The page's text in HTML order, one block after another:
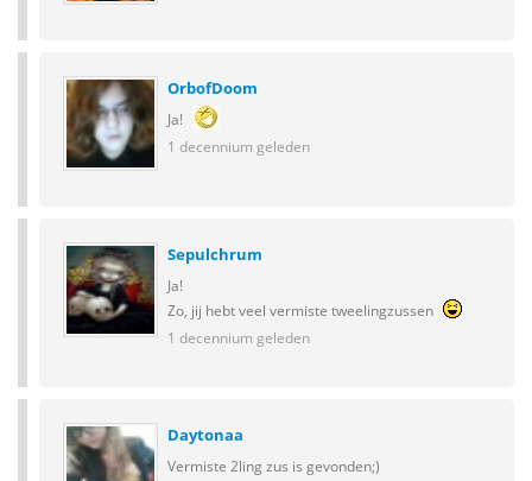
OrbofDoom
Ja!
1 decennium geleden
Sepulchrum
Ja!
Zo, jij hebt veel vermiste tweelingzussen
1 decennium geleden
Daytonaa
Vermiste 2ling zus is gevonden;)